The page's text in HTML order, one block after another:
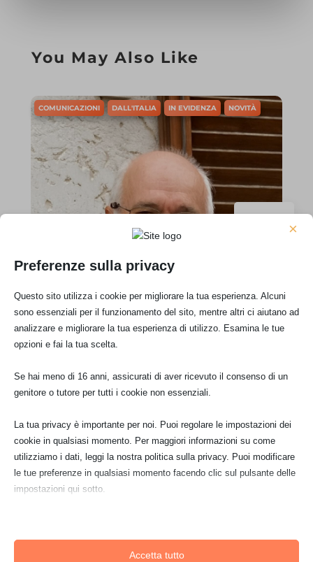
You May Also Like
COMUNICAZIONI DALL'ITALIA IN EVIDENZA NOVITÀ
Siamo onorati di informare che l'Officina
UNICEF del 21 maggio 2026 è dedicata al
Preferenze sulla privacy
×
Questo sito utilizza i cookie per migliorare la tua esperienza. Alcuni
sono essenziali per il funzionamento del sito, mentre altri ci aiutano ad
analizzare e migliorare la tua esperienza di utilizzo. Esamina le tue
opzioni e fai la tua scelta.
Se hai meno di 16 anni, assicurati di aver ricevuto il consenso di un
genitore o tutore per tutti i cookie non essenziali.
La tua privacy è importante per noi. Puoi regolare le impostazioni dei
cookie in qualsiasi momento. Per maggiori informazioni su come
utilizziamo i dati, leggi la nostra politica sulla privacy. Puoi modificare
le tue preferenze in qualsiasi momento facendo clic sul pulsante delle
impostazioni qui sotto.
influire sulla tua esperienza del sito e sui servizi che possiamo offrire.
Accetta tutto